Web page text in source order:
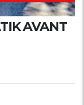
AVANT